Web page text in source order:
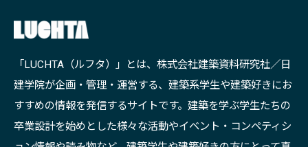
「LUCHTA（ルフタ）」とは、株式会社建築資料研究社／日
建学院が企画・管理・運営する、建築系学生や建築好きにお
すすめの情報を発信するサイトです。建築を学ぶ学生たちの
卒業設計を始めとした様々な活動やイベント・コンペティシ